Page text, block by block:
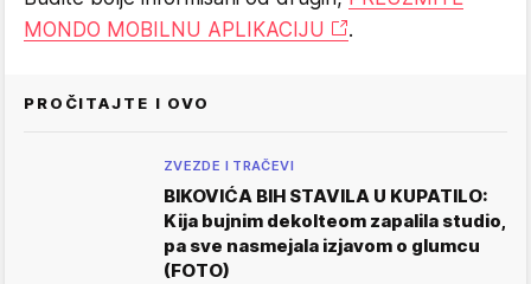
MONDO MOBILNU APLIKACIJU
.
PROČITAJTE I OVO
ZVEZDE I TRAČEVI
BIKOVIĆA BIH STAVILA U KUPATILO:
Kija bujnim dekolteom zapalila studio,
pa sve nasmejala izjavom o glumcu
(FOTO)